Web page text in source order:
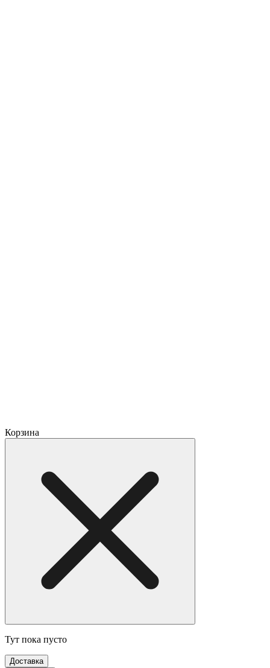
Корзина
Тут пока пусто
Доставка